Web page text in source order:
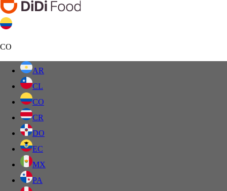
CO
AR
CL
CO
CR
DO
EC
MX
PA